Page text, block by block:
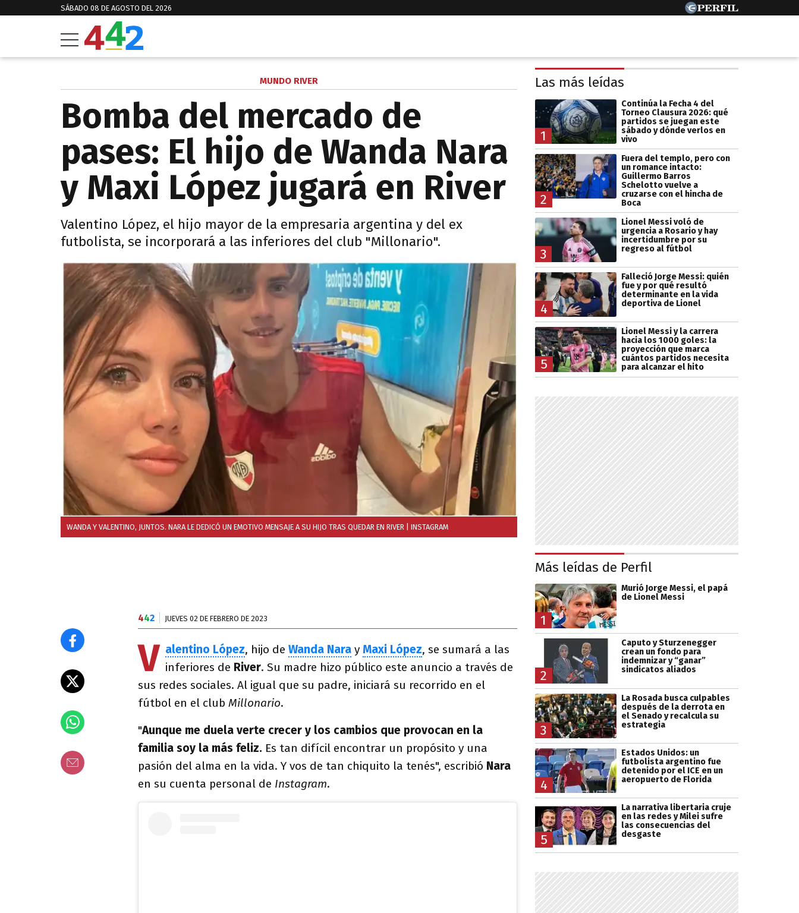
SÁBADO 08 DE AGOSTO DEL 2026
MUNDO RIVER
Bomba del mercado de
pases: El hijo de Wanda Nara
y Maxi López jugará en River
Valentino López, el hijo mayor de la empresaria argentina y del ex
futbolista, se incorporará a las inferiores del club "Millonario".
WANDA Y VALENTINO, JUNTOS. NARA LE DEDICÓ UN EMOTIVO MENSAJE A SU HIJO TRAS QUEDAR EN RIVER | INSTAGRAM
442 JUEVES 02 DE FEBRERO DE 2023
V alentino López, hijo de Wanda Nara y Maxi López, se sumará a las
inferiores de River. Su madre hizo público este anuncio a través de
sus redes sociales. Al igual que su padre, iniciará su recorrido en el
fútbol en el club Millonario.
"Aunque me duela verte crecer y los cambios que provocan en la
familia soy la más feliz. Es tan difícil encontrar un propósito y una
pasión del alma en la vida. Y vos de tan chiquito la tenés", escribió Nara
en su cuenta personal de Instagram.
Las más leídas
1
Continúa la Fecha 4 del
Torneo Clausura 2026: qué
partidos se juegan este
sábado y dónde verlos en
vivo
2
Fuera del templo, pero con
un romance intacto:
Guillermo Barros
Schelotto vuelve a
cruzarse con el hincha de
Boca
3
Lionel Messi voló de
urgencia a Rosario y hay
incertidumbre por su
regreso al fútbol
4
Falleció Jorge Messi: quién
fue y por qué resultó
determinante en la vida
deportiva de Lionel
5
Lionel Messi y la carrera
hacia los 1000 goles: la
proyección que marca
cuántos partidos necesita
para alcanzar el hito
Más leídas de Perfil
1
Murió Jorge Messi, el papá
de Lionel Messi
2
Caputo y Sturzenegger
crean un fondo para
indemnizar y “ganar”
sindicatos aliados
3
La Rosada busca culpables
después de la derrota en
el Senado y recalcula su
estrategia
4
Estados Unidos: un
futbolista argentino fue
detenido por el ICE en un
aeropuerto de Florida
5
La narrativa libertaria cruje
en las redes y Milei sufre
las consecuencias del
desgaste